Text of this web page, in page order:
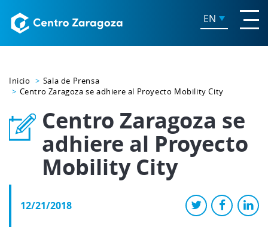
EN
Inicio
Sala de Prensa
Centro Zaragoza se adhiere al Proyecto Mobility City
Centro Zaragoza se
adhiere al Proyecto
Mobility City
12/21/2018